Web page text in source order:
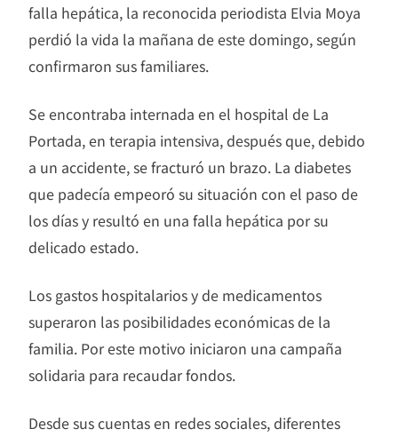
falla hepática, la reconocida periodista Elvia Moya
perdió la vida la mañana de este domingo, según
confirmaron sus familiares.
Se encontraba internada en el hospital de La
Portada, en terapia intensiva, después que, debido
a un accidente, se fracturó un brazo. La diabetes
que padecía empeoró su situación con el paso de
los días y resultó en una falla hepática por su
delicado estado.
Los gastos hospitalarios y de medicamentos
superaron las posibilidades económicas de la
familia. Por este motivo iniciaron una campaña
solidaria para recaudar fondos.
Desde sus cuentas en redes sociales, diferentes